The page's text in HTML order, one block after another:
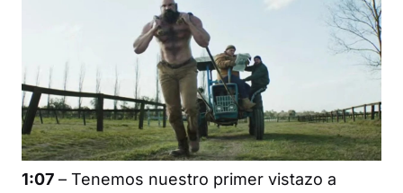
1:07 – Tenemos nuestro primer vistazo a